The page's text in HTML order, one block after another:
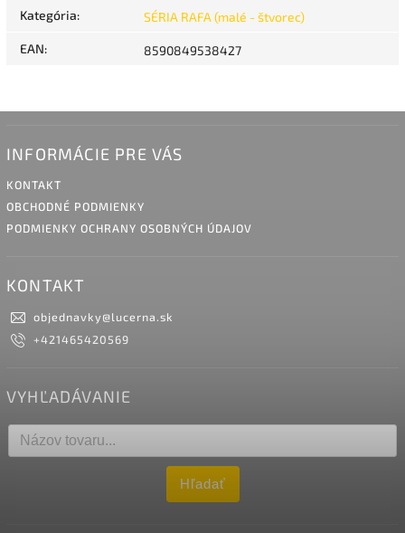
Kategória: SÉRIA RAFA (malé - štvorec)
EAN: 8590849538427
INFORMÁCIE PRE VÁS
KONTAKT
OBCHODNÉ PODMIENKY
PODMIENKY OCHRANY OSOBNÝCH ÚDAJOV
KONTAKT
objednavky@lucerna.sk
+421465420569
VYHĽADÁVANIE
Hľadať